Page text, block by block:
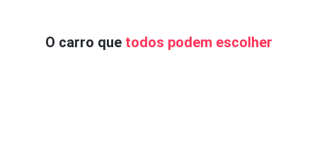
O carro que todos podem escolher